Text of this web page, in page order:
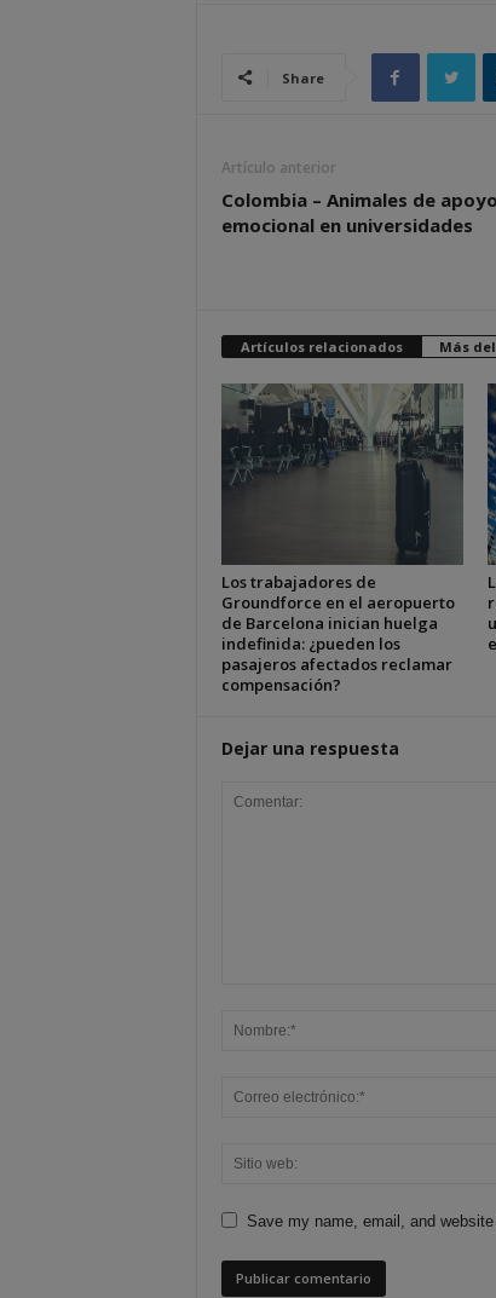
Share
Artículo anterior
Colombia – Animales de apoyo
emocional en universidades
Artículos relacionados Más
Los trabajadores de
Groundforce en el aeropuerto
de Barcelona inician huelga
indefinida: ¿pueden los
pasajeros afectados reclamar
compensación?
Dejar una respuesta
Save my name, email, and